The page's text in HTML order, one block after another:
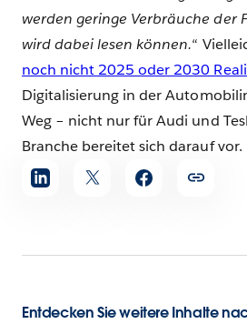
werden geringe Verbräuche der
wird dabei lesen können.“
noch nicht 2025 oder 2030
Digitalisierung in der
Weg – nicht nur für Audi und
Branche bereitet sich darauf vor.
Artikel
teilen
Entdecken Sie weitere Inhalte